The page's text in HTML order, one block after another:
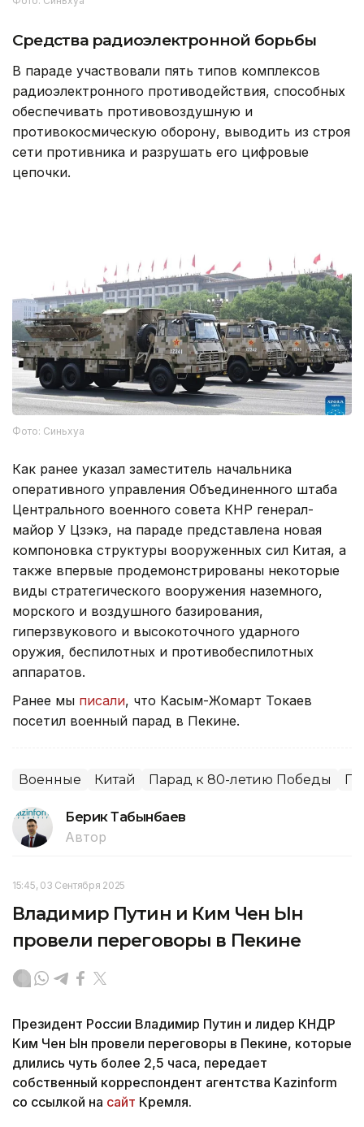
Средства радиоэлектронной борьбы
В параде участвовали пять типов комплексов
радиоэлектронного противодействия, способных
обеспечивать противовоздушную и
противокосмическую оборону, выводить из строя
сети противника и разрушать его цифровые
цепочки.
Фото: Синьхуа
Как ранее указал заместитель начальника
оперативного управления Объединенного штаба
Центрального военного совета КНР генерал-
майор У Цзэкэ, на параде представлена новая
компоновка структуры вооруженных сил Китая, а
также впервые продемонстрированы некоторые
виды стратегического вооружения наземного,
морского и воздушного базирования,
гиперзвукового и высокоточного ударного
оружия, беспилотных и противобеспилотных
аппаратов.
Ранее мы писали, что Касым-Жомарт Токаев
посетил военный парад в Пекине.
Военные Китай Парад к 80-летию Победы
Берик Табынбаев
Автор
15:45, 03 Сентября 2025
Владимир Путин и Ким Чен Ын
провели переговоры в Пекине
Президент России Владимир Путин и лидер КНДР
Ким Чен Ын провели переговоры в Пекине, которые
длились чуть более 2,5 часа, передает
собственный корреспондент агентства Kazinform
со ссылкой на сайт Кремля.